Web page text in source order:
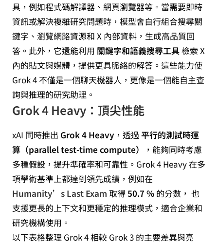
具，例如程式碼解譯器、網頁瀏覽器等。當需要即時
資訊或解決複雜研究問題時，模型會自行組合搜尋關
鍵字、瀏覽網路資源和 X 內部資料，生成高品質回
答。此外，它還能利用 關鍵字和語義搜尋工具檢索 X
內的貼文與媒體，提供更具脈絡的解答。這些能力使
Grok 4 不僅是一個聊天機器人，更像是一個能自主查
詢與推理的研究助理。
Grok 4 Heavy：頂尖性能
xAI 同時推出 Grok 4 Heavy ，透過平行的測試時運
算（parallel test‑time compute）
，能夠同時考慮
多種假設，提升準確率和可靠性。Grok 4 Heavy 在多
項學術基準上都達到領先成績，例如在
Humanity’s Last Exam 取得50.7 % 的分數， 也
支援更長的上下文和更穩定的推理模式，適合企業和
研究機構使用。
以下表格整理 Grok 4 相較 Grok 3 的主要差異與亮